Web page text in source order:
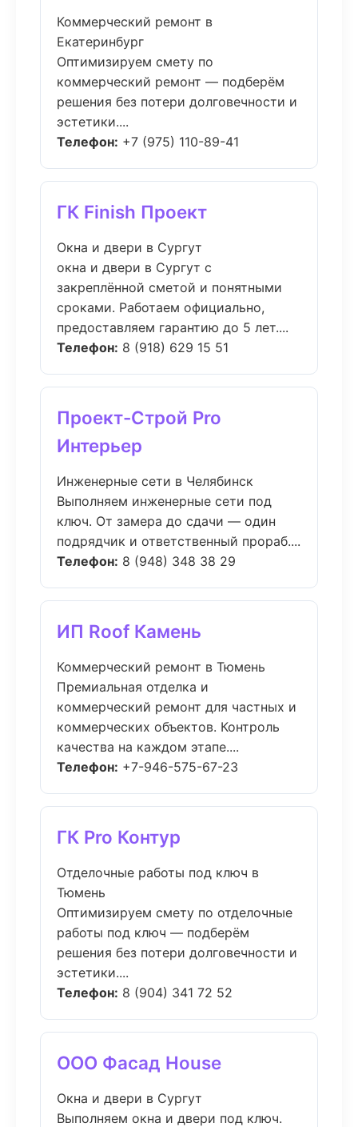
Коммерческий ремонт в
Екатеринбург
Оптимизируем смету по
коммерческий ремонт — подберём
решения без потери долговечности и
эстетики....
Телефон: +7 (975) 110-89-41
ГК Finish Проект
Окна и двери в Сургут
окна и двери в Сургут с
закреплённой сметой и понятными
сроками. Работаем официально,
предоставляем гарантию до 5 лет....
Телефон: 8 (918) 629 15 51
Проект-Строй Pro
Интерьер
Инженерные сети в Челябинск
Выполняем инженерные сети под
ключ. От замера до сдачи — один
подрядчик и ответственный прораб....
Телефон: 8 (948) 348 38 29
ИП Roof Камень
Коммерческий ремонт в Тюмень
Премиальная отделка и
коммерческий ремонт для частных и
коммерческих объектов. Контроль
качества на каждом этапе....
Телефон: +7-946-575-67-23
ГК Pro Контур
Отделочные работы под ключ в
Тюмень
Оптимизируем смету по отделочные
работы под ключ — подберём
решения без потери долговечности и
эстетики....
Телефон: 8 (904) 341 72 52
ООО Фасад House
Окна и двери в Сургут
Выполняем окна и двери под ключ.